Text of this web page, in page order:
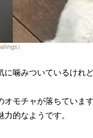
）
に噛みついているけれ
オモチャが落ちていま
的なようです。